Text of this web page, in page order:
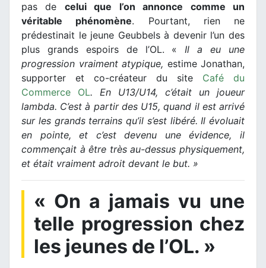
pas de celui que l’on annonce comme un
véritable phénomène. Pourtant, rien ne
prédestinait le jeune Geubbels à devenir l’un des
plus grands espoirs de l’OL. «Il a eu une
progression vraiment atypique, estime Jonathan,
supporter et co-créateur du site Café du
Commerce OL. En U13/U14, c’était un joueur
lambda. C’est à partir des U15, quand il est arrivé
sur les grands terrains qu’il s’est libéré. Il évoluait
en pointe, et c’est devenu une évidence, il
commençait à être très au-dessus physiquement,
et était vraiment adroit devant le but. »
« On a jamais vu une
telle progression chez
les jeunes de l’OL. »